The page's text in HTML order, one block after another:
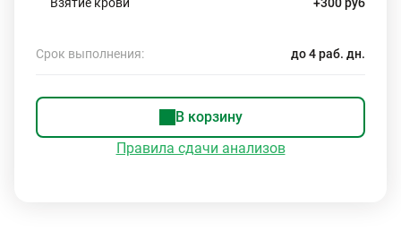
Срок выполнения: до 4 раб. дн.
В корзину
Правила сдачи анализов